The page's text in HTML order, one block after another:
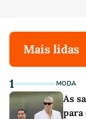
Mais lidas
1 MODA
As
para